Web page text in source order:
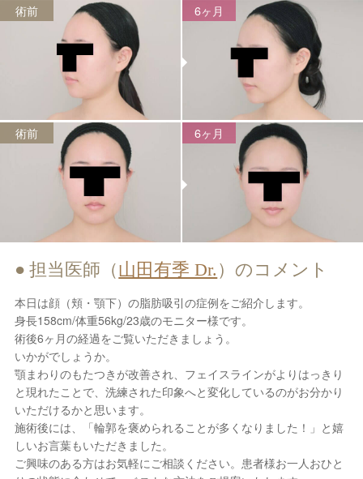
術前 6ヶ月
術前 6ヶ月
担当医師（山田有季 Dr. ）のコメント
本日は顔（頬・顎下）の脂肪吸引の症例をご紹介します。
身長158cm/体重56kg/23歳のモニター様です。
術後6ヶ月の経過をご覧いただきましょう。
いかがでしょうか。
顎まわりのもたつきが改善され、フェイスラインがよりはっきり
と現れたことで、洗練された印象へと変化しているのがお分かり
いただけるかと思います。
施術後には、「輪郭を褒められることが多くなりました！」と嬉
しいお言葉もいただきました。
ご興味のある方はお気軽にご相談ください。患者様お一人おひと